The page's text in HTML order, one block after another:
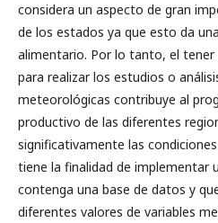
considera un aspecto de gran
de los estados ya que esto da
alimentario. Por lo tanto, el
para realizar los estudios o
meteorológicas contribuye al
productivo de las diferentes
significativamente las
tiene la finalidad de implementar
contenga una base de datos y
diferentes valores de variables